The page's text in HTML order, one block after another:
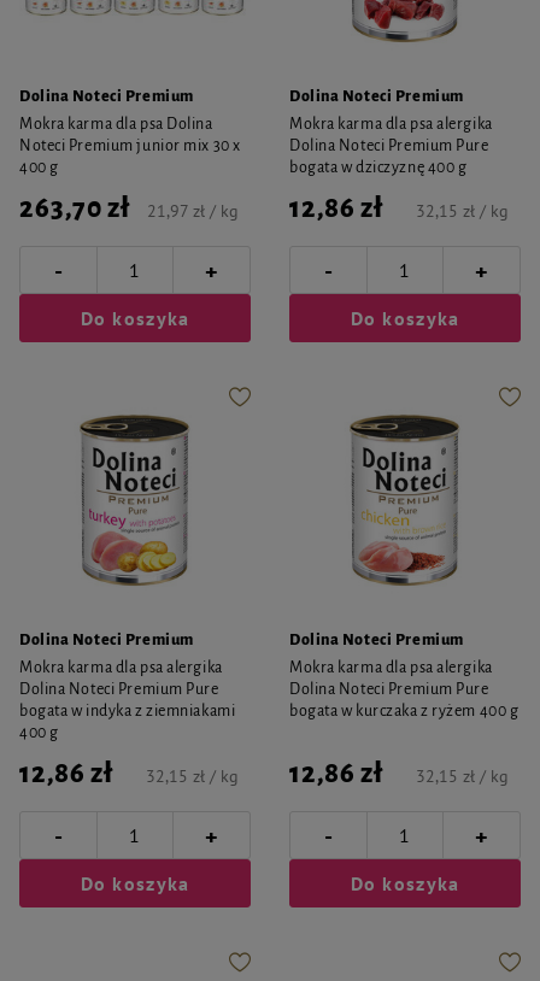
Dolina Noteci Premium
Mokra karma dla psa Dolina
Noteci Premium junior mix 30 x
400 g
263,70 zł 21,97 zł / kg
- +
Do koszyka
Dolina Noteci Premium
Mokra karma dla psa alergika
Dolina Noteci Premium Pure
bogata w dziczyznę 400 g
12,86 zł 32,15 zł / kg
- +
Do koszyka
Dolina Noteci Premium
Mokra karma dla psa alergika
Dolina Noteci Premium Pure
bogata w indyka z ziemniakami
400 g
12,86 zł 32,15 zł / kg
- +
Do koszyka
Dolina Noteci Premium
Mokra karma dla psa alergika
Dolina Noteci Premium Pure
bogata w kurczaka z ryżem 400 g
12,86 zł 32,15 zł / kg
- +
Do koszyka